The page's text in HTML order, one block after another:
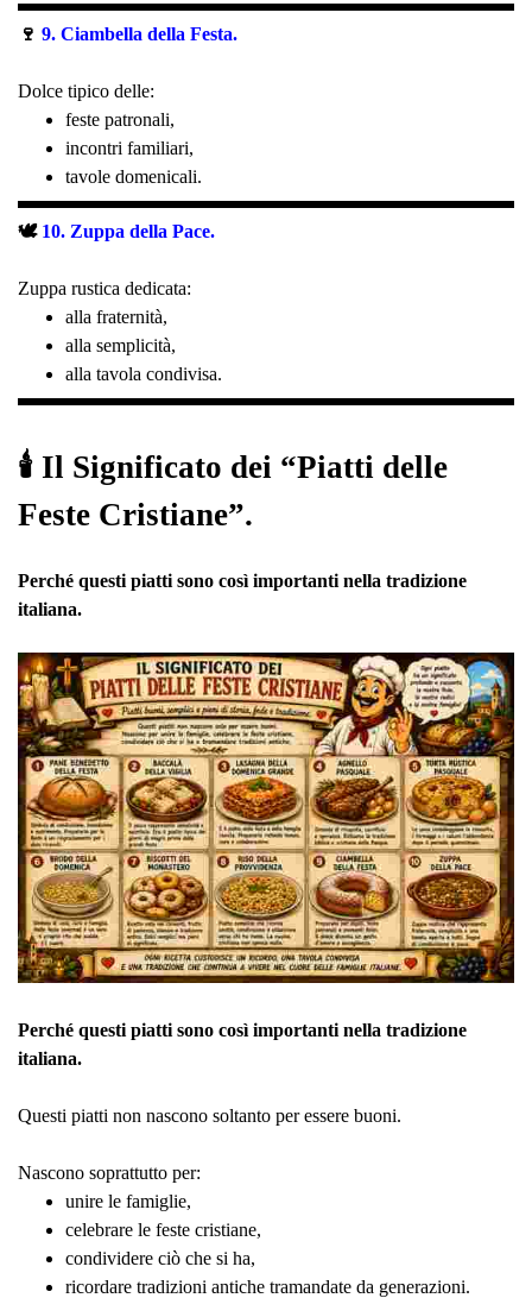
🍷 9. Ciambella della Festa.
Dolce tipico delle:
feste patronali,
incontri familiari,
tavole domenicali.
🕊️ 10. Zuppa della Pace.
Zuppa rustica dedicata:
alla fraternità,
alla semplicità,
alla tavola condivisa.
🕯️ Il Significato dei “Piatti delle
Feste Cristiane”.
Perché questi piatti sono così importanti nella tradizione
italiana.
Perché questi piatti sono così importanti nella tradizione
italiana.
Questi piatti non nascono soltanto per essere buoni.
Nascono soprattutto per:
unire le famiglie,
celebrare le feste cristiane,
condividere ciò che si ha,
ricordare tradizioni antiche tramandate da generazioni.